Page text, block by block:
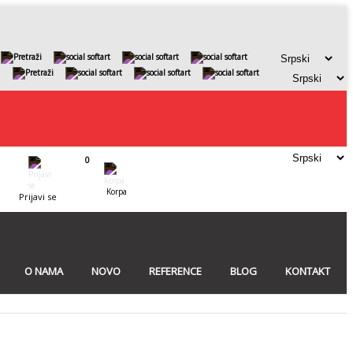
Prijavi se
0
Korpa
O NAMA NOVO REFERENCE BLOG KONTAKT